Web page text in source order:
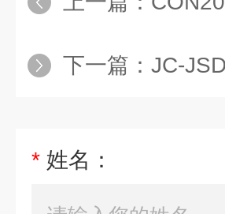
下一篇： JC-
* 姓名：